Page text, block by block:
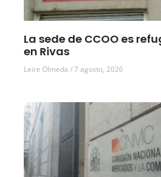
La sede de CCOO es
en Rivas
Leire Olmeda 7 agosto, 2026